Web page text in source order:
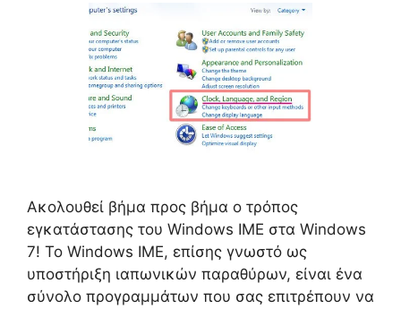
Ακολουθεί βήμα προς βήμα ο τρόπος
εγκατάστασης του Windows IME στα Windows
7! Το Windows IME, επίσης γνωστό ως
υποστήριξη ιαπωνικών παραθύρων, είναι ένα
σύνολο προγραμμάτων που σας επιτρέπουν να